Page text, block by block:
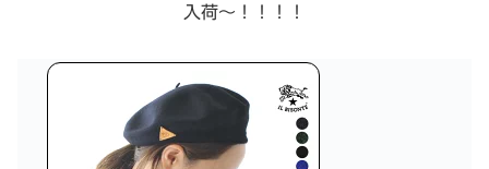
入荷〜！！！！